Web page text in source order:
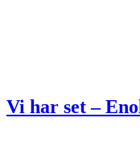
Vi har set –